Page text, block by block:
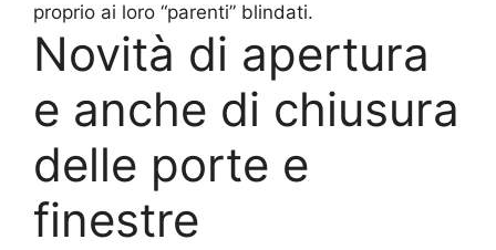
proprio ai loro “parenti” blindati.
Novità di apertura
e anche di chiusura
delle porte e
finestre